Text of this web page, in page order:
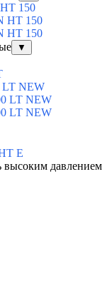
150
HT 150
HT 150
▼
NEW
LT NEW
LT NEW
E
высоким давлением